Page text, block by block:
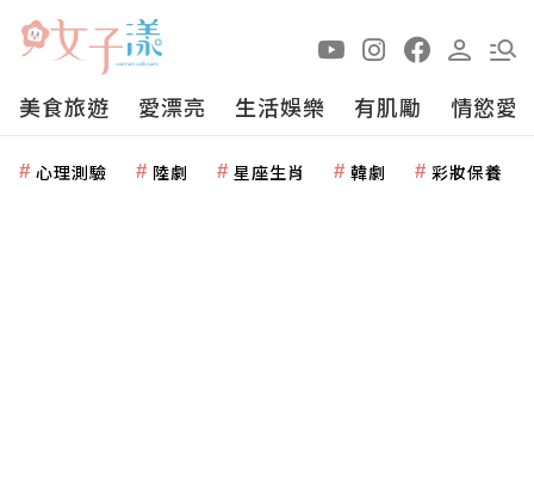
美食旅遊 愛漂亮 生活娛樂 有肌勵 情慾愛
心理測驗 陸劇 星座生肖 韓劇 彩妝保養